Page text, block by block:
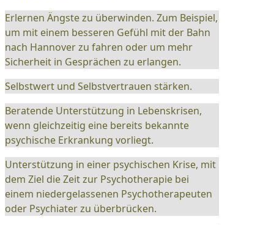
Erlernen Ängste zu überwinden. Zum Beispiel,
um mit einem besseren Gefühl mit der Bahn
nach Hannover zu fahren oder um mehr
Sicherheit in Gesprächen zu erlangen.
Selbstwert und Selbstvertrauen stärken.
Beratende Unterstützung in Lebenskrisen,
wenn gleichzeitig eine bereits bekannte
psychische Erkrankung vorliegt.
Unterstützung in einer psychischen Krise, mit
dem Ziel die Zeit zur Psychotherapie bei
einem niedergelassenen Psychotherapeuten
oder Psychiater zu überbrücken.